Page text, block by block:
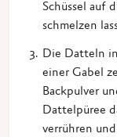
Schüssel auf
schmelzen
Die Datteln
einer Gabel
Backpulver
Dattelpüree
verrühren